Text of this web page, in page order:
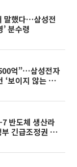
말했다…삼성전
분수령
억”…삼성전자
‘보이지 않는 손
반도체 생산라
긴급조정권 발